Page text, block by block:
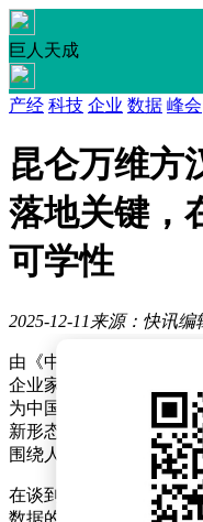
巨人天成
产经 科技 企业 数据 峰会
昆仑万维方
落地关键，
可学性
2025-12-11 来源：快讯编
由《中国企业家》杂志
企业家》影响力企业家
为中国企业领袖年会，
新形态”。昆仑万维董事
围绕人工智能在企业场
在谈到企业如何评估AI
数据的可学习性是核心